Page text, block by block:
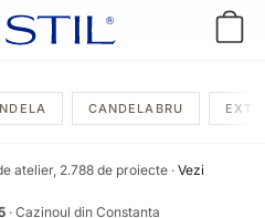
CANDELABRU
atelier, 2.788 de proiecte · Vezi
· Cazinoul din Constanta